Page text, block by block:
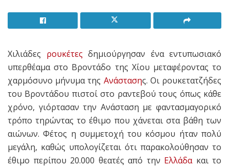
Χιλιάδες ρουκέτες δημιούργησαν ένα εντυπωσιακό
υπερθέαμα στο Βροντάδο της Χίου μεταφέροντας το
χαρμόσυνο μήνυμα της Ανάστασης. Οι ρουκετατζήδες
του Βροντάδου πιστοί στο ραντεβού τους όπως κάθε
χρόνο, γιόρτασαν την Ανάσταση με φαντασμαγορικό
τρόπο τηρώντας το έθιμο που χάνεται στα βάθη των
αιώνων. Φέτος η συμμετοχή του κόσμου ήταν πολύ
μεγάλη, καθώς υπολογίζεται ότι παρακολούθησαν το
έθιμο περίπου 20.000 θεατές από την Ελλάδακαι το